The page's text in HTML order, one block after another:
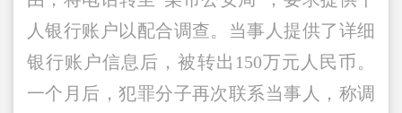
人银行账户以配合调查。当事人提供了详细
银行账户信息后，被转出150万元人民币。
一个月后，犯罪分子再次联系当事人，称调